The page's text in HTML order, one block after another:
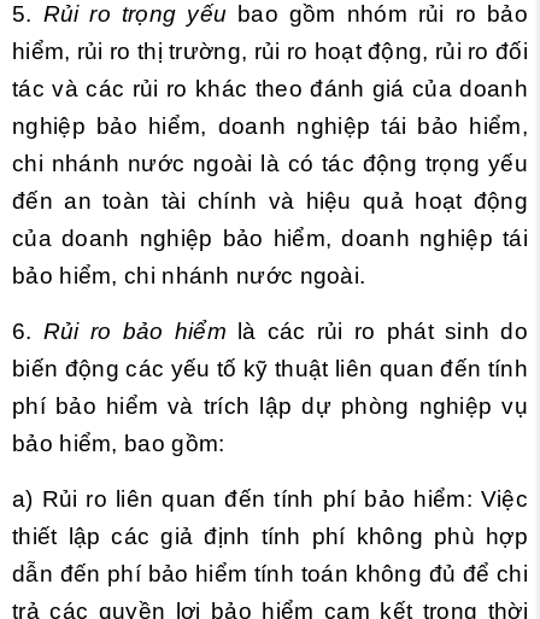
5. Rủi ro trọng yếu bao gồm nhóm rủi ro bảo
hiểm, rủi ro thị trường, rủi ro hoạt động, rủi ro đối
tác và các rủi ro khác theo đánh giá của doanh
nghiệp bảo hiểm, doanh nghiệp tái bảo hiểm,
chi nhánh nước ngoài là có tác động trọng yếu
đến an toàn tài chính và hiệu quả hoạt động
của doanh nghiệp bảo hiểm, doanh nghiệp tái
bảo hiểm, chi nhánh nước ngoài.
6. Rủi ro bảo hiểm là các rủi ro phát sinh do
biến động các yếu tố kỹ thuật liên quan đến tính
phí bảo hiểm và trích lập dự phòng nghiệp vụ
bảo hiểm, bao gồm:
a) Rủi ro liên quan đến tính phí bảo hiểm: Việc
thiết lập các giả định tính phí không phù hợp
dẫn đến phí bảo hiểm tính toán không đủ để chi
trả các quyền lợi bảo hiểm cam kết trong thời